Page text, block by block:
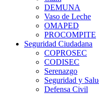
DEMUNA
Vaso de Leche
OMAPED
PROCOMPITE
Seguridad Ciudadana
COPROSEC
CODISEC
Serenazgo
Seguridad y
Defensa Civil